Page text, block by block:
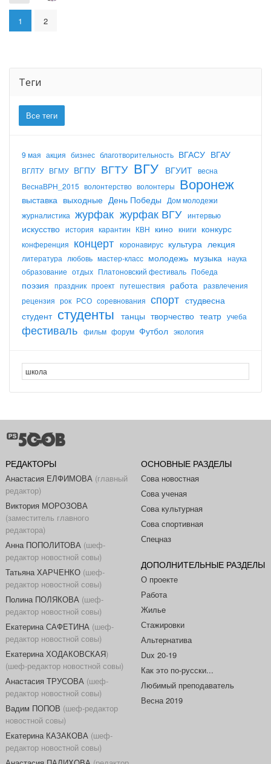
1 2
Теги
Все теги
9 мая акция бизнес благотворительность ВГАСУ ВГАУ
ВГЛТУ ВГМУ ВГПУ ВГТУ ВГУ ВГУИТ весна
ВеснаВРН_2015 волонтерство волонтеры Воронеж
выставка выходные День Победы
Дом молодежи
журналистика журфак журфак ВГУ интервью
искусство история карантин КВН кино книги конкурс
конференция концерт коронавирус культура лекция
литература любовь мастер-класс молодежь музыка наука
образование отдых Платоновский фестиваль Победа
поэзия праздник проект путешествия работа развлечения
рецензия рок РСО соревнования спорт студвесна
студент студенты танцы творчество театр учеба
фестиваль фильм форум Футбол экология
РЕДАКТОРЫ
Анастасия ЕЛФИМОВА (главный
редактор)
Виктория МОРОЗОВА
(заместитель главного
редактора)
Анна ПОПОЛИТОВА (шеф-
редактор новостной совы)
Татьяна ХАРЧЕНКО(шеф-
редактор новостной совы)
Полина ПОЛЯКОВА (шеф-
редактор новостной совы)
Екатерина САФЕТИНА (шеф-
редактор новостной совы)
Екатерина ХОДАКОВСКАЯ)
(шеф-редактор новостной совы)
Анастасия ТРУСОВА (шеф-
редактор новостной совы)
Вадим ПОПОВ (шеф-редактор
новостной совы)
Екатерина КАЗАКОВА (шеф-
редактор новостной совы)
ОСНОВНЫЕ РАЗДЕЛЫ
Сова новостная
Сова ученая
Сова культурная
Сова спортивная
Спецназ
ДОПОЛНИТЕЛЬНЫЕ РАЗДЕЛЫ
О проекте
Работа
Жилье
Стажировки
Альтернатива
Dux 20-19
Как это по-русски...
Любимый преподаватель
Весна 2019